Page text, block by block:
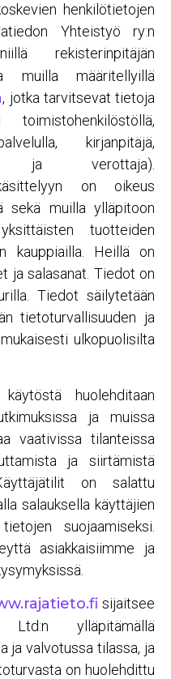
henkilötietojen
Yhteistyö ry:n
rekisterinpitäjän
muilla määritellyillä
, jotka tarvitsevat tietoja
toimistohenkilöstöllä,
kirjanpitäjä,
ja verottaja).
on oikeus
sekä muilla ylläpitoon
tuotteiden
kauppiailla. Heillä on
ja salasanat. Tiedot on
Tiedot säilytetään
tietoturvallisuuden ja
ulkopuolisilta
huolehditaan
ja muissa
vaativissa tilanteissa
ja siirtämistä
on salattu
salauksella käyttäjien
suojaamiseksi.
asiakkaisiimme ja
sijaitsee
Ltd:n ylläpitämällä
ja valvotussa tilassa, ja
on huolehdittu